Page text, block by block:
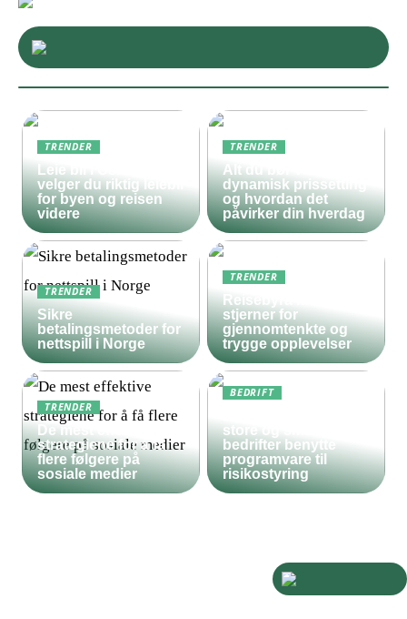
TRENDER
Leie bil i Oslo – slik
velger du riktig leiebil
for byen og reisen
videre
TRENDER
Alt du bør vite om
dynamisk prissetting
og hvordan det
påvirker din hverdag
TRENDER
Sikre
betalingsmetoder for
nettspill i Norge
TRENDER
Reisebyrå med 5
stjerner for
gjennomtenkte og
trygge opplevelser
TRENDER
De mest effektive
strategiene for å få
flere følgere på
sosiale medier
BEDRIFT
store og små
bedrifter benytte
programvare til
risikostyring